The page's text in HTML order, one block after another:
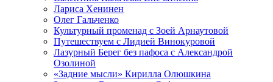
Лариса Хенинен
Олег Гальченко
Культурный променад с Зоей Арнаутовой
Путешествуем с Лидией Винокуровой
Лазурный Берег без пафоса с Александрой
Озолиной
«Задние мысли» Кирилла Олюшкина